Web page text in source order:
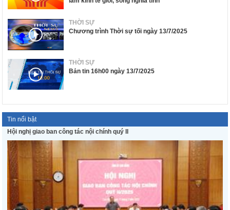
THỜI SỰ
Chương trình Thời sự tối ngày 13/7/2025
THỜI SỰ
Bản tin 16h00 ngày 13/7/2025
Tin nổi bật
Hội nghị giao ban công tác nội chính quý II